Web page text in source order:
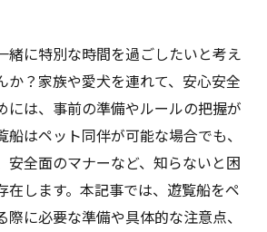
緒に特別な時間を過ごしたいと考え
か？家族や愛犬を連れて、安心安全
には、事前の準備やルールの把握が
はペット同伴が可能な場合でも、
安全面のマナーなど、知らないと困
在します。本記事では、遊覧船をペ
際に必要な準備や具体的な注意点、